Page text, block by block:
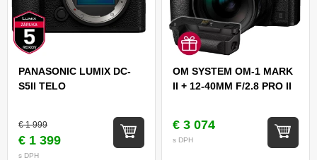
PANASONIC LUMIX DC-
S5II TELO
€ 1 999
€ 1 399
s DPH
OM SYSTEM OM-1 MARK
II + 12-40MM F/2.8 PRO II
€ 3 074
s DPH